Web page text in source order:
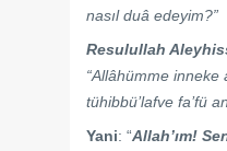
nasıl duâ edeyim?”
Resulullah
“Allâhümme
tühibbü’lafve fa’fü
Yani: “Allah’ım!